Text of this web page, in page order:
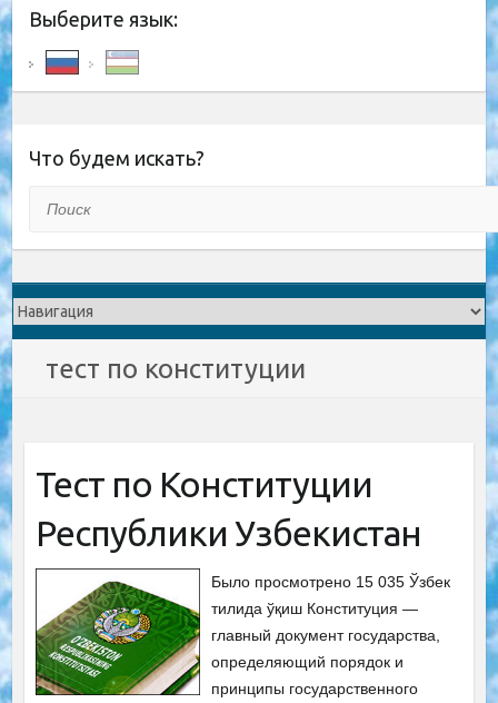
Выберите язык:
Что будем искать?
тест по конституции
Тест по Конституции
Республики Узбекистан
Было просмотрено 15 035 Ўзбек
тилида ўқиш Конституция —
главный документ государства,
определяющий порядок и
принципы государственного